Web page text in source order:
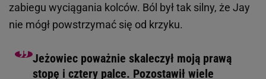
zabiegu wyciągania kolców. Ból był tak silny, że Jay
nie mógł powstrzymać się od krzyku.
Jeżowiec poważnie skaleczył moją prawą
stopę i cztery palce. Pozostawił wiele